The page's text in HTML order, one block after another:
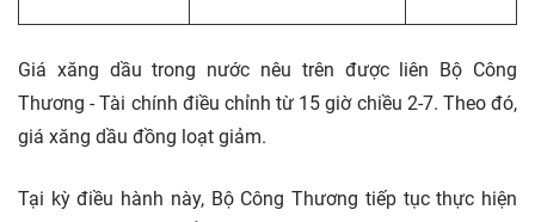
Giá xăng dầu trong nước nêu trên được liên Bộ Công
Thương - Tài chính điều chỉnh từ 15 giờ chiều 2-7. Theo đó,
giá xăng dầu đồng loạt giảm.
Tại kỳ điều hành này, Bộ Công Thương tiếp tục thực hiện